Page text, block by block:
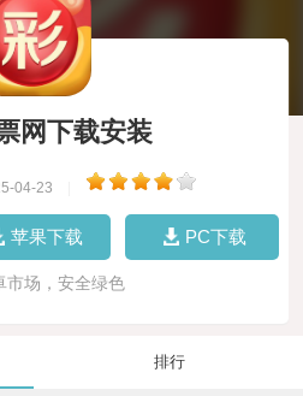
网下载安装
04-23
苹果下载 PC下载
市场，安全绿色
排行